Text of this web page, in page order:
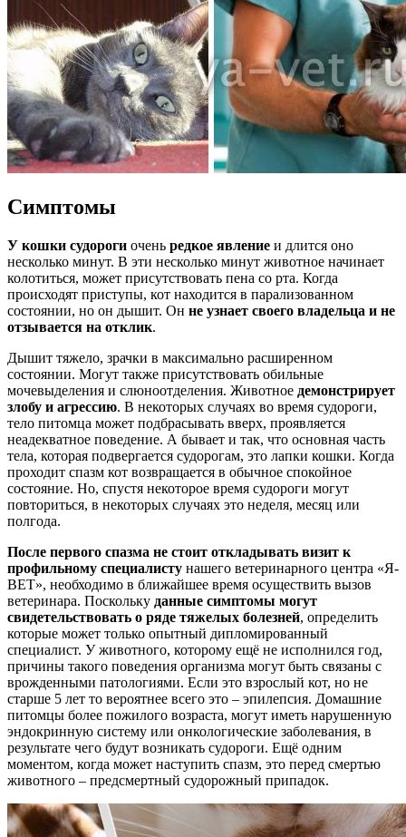
Симптомы
У кошки судороги очень редкое явление и длится оно
несколько минут. В эти несколько минут животное начинает
колотиться, может присутствовать пена со рта. Когда
происходят приступы, кот находится в парализованном
состоянии, но он дышит. Он не узнает своего владельца и не
отзывается на отклик.
Дышит тяжело, зрачки в максимально расширенном
состоянии. Могут также присутствовать обильные
мочевыделения и слюноотделения. Животное демонстрирует
злобу и агрессию. В некоторых случаях во время судороги,
тело питомца может подбрасывать вверх, проявляется
неадекватное поведение. А бывает и так, что основная часть
тела, которая подвергается судорогам, это лапки кошки. Когда
проходит спазм кот возвращается в обычное спокойное
состояние. Но, спустя некоторое время судороги могут
повториться, в некоторых случаях это неделя, месяц или
полгода.
После первого спазма не стоит откладывать визит к
профильному специалисту нашего ветеринарного центра «Я-
ВЕТ», необходимо в ближайшее время осуществить вызов
ветеринара. Поскольку данные симптомы могут
свидетельствовать о ряде тяжелых болезней, определить
которые может только опытный дипломированный
специалист. У животного, которому ещё не исполнился год,
причины такого поведения организма могут быть связаны с
врожденными патологиями. Если это взрослый кот, но не
старше 5 лет то вероятнее всего это – эпилепсия. Домашние
питомцы более пожилого возраста, могут иметь нарушенную
эндокринную систему или онкологические заболевания, в
результате чего будут возникать судороги. Ещё одним
моментом, когда может наступить спазм, это перед смертью
животного – предсмертный судорожный припадок.